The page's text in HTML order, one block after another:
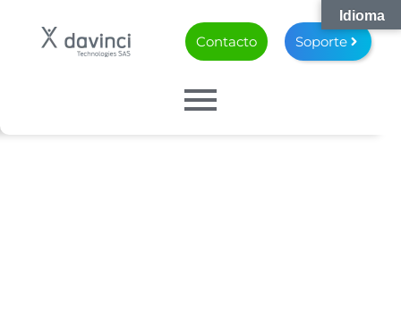
Contacto Soporte
Idioma